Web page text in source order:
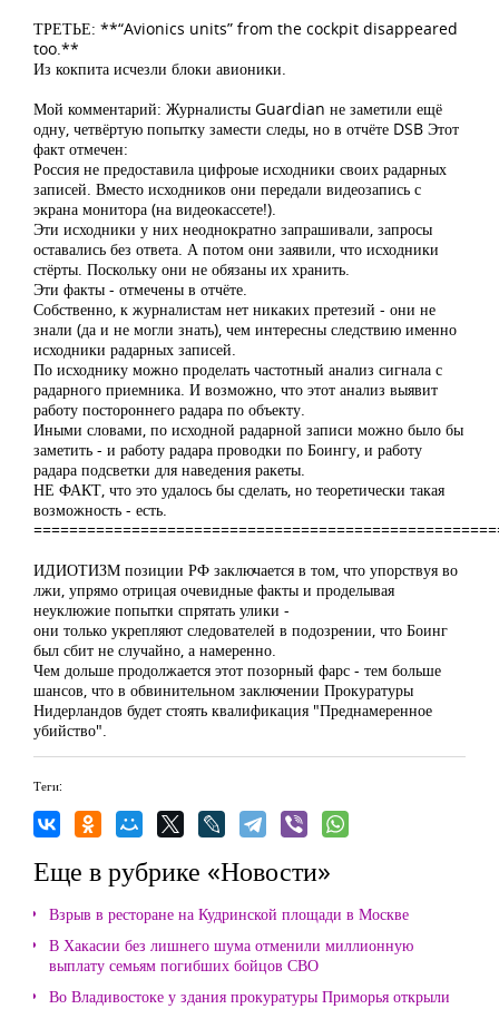
ТРЕТЬЕ: **“Avionics units” from the cockpit disappeared
too.**
Из кокпита исчезли блоки авионики.
Мой комментарий: Журналисты Guardian не заметили ещё
одну, четвёртую попытку замести следы, но в отчёте DSB Этот
факт отмечен:
Россия не предоставила цифроые исходники своих радарных
записей. Вместо исходников они передали видеозапись с
экрана монитора (на видеокассете!).
Эти исходники у них неоднократно запрашивали, запросы
оставались без ответа. А потом они заявили, что исходники
стёрты. Поскольку они не обязаны их хранить.
Эти факты - отмечены в отчёте.
Собственно, к журналистам нет никаких претезий - они не
знали (да и не могли знать), чем интересны следствию именно
исходники радарных записей.
По исходнику можно проделать частотный анализ сигнала с
радарного приемника. И возможно, что этот анализ выявит
работу постороннего радара по объекту.
Иными словами, по исходной радарной записи можно было бы
заметить - и работу радара проводки по Боингу, и работу
радара подсветки для наведения ракеты.
НЕ ФАКТ, что это удалось бы сделать, но теоретически такая
возможность - есть.
ИДИОТИЗМ позиции РФ заключается в том, что упорствуя во
лжи, упрямо отрицая очевидные факты и проделывая
неуклюжие попытки спрятать улики -
они только укрепляют следователей в подозрении, что Боинг
был сбит не случайно, а намеренно.
Чем дольше продолжается этот позорный фарс - тем больше
шансов, что в обвинительном заключении Прокуратуры
Нидерландов будет стоять квалификация "Преднамеренное
убийство".
Теги:
Еще в рубрике «Новости»
Взрыв в ресторане на Кудринской площади в Москве
В Хакасии без лишнего шума отменили миллионную
выплату семьям погибших бойцов СВО
Во Владивостоке у здания прокуратуры Приморья открыли